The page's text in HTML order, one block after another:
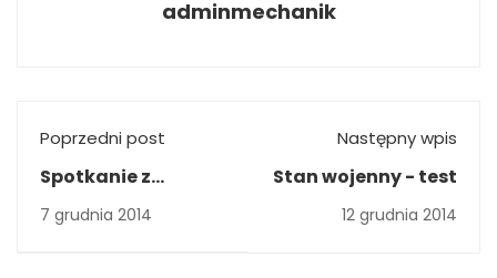
adminmechanik
Poprzedni post
Spotkanie z
pisarzem
7 grudnia 2014
Następny wpis
Stan wojenny - test
12 grudnia 2014